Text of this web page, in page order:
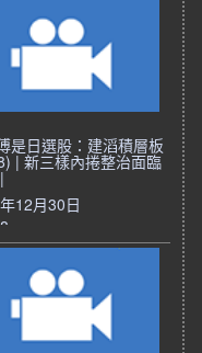
是日選股：建滔積層板
| 新三樣內捲整治面臨
12月30日